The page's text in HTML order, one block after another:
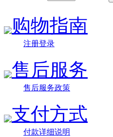
购物指南
注册登录
售后服务
售后服务政策
支付方式
付款详细说明